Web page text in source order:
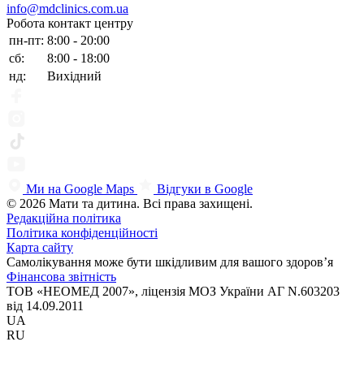
info@mdclinics.com.ua
Робота контакт центру
пн-пт: 8:00 - 20:00
сб:
8:00 - 18:00
нд:
Вихідний
Ми на Google Maps
Відгуки в Google
© 2026 Мати та дитина. Всі права захищені.
Редакційна політика
Політика конфіденційності
Карта сайту
Самолікування може бути шкідливим для вашого здоров’я
Фінансова звітність
ТОВ «НЕОМЕД 2007», ліцензія МОЗ України АГ N.603203
від 14.09.2011
UA
RU